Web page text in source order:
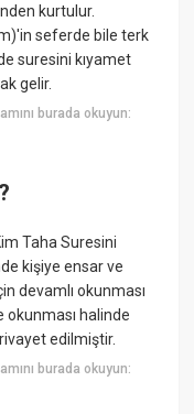
kurtulur.
seferde bile terk
suresini kıyamet
gelir.
burada okuyun:
Taha Suresini
kişiye ensar ve
devamlı okunması
okunması halinde
edilmiştir.
burada okuyun: